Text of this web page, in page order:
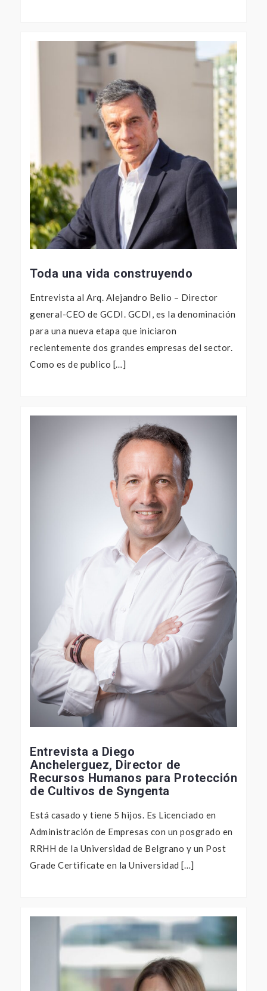
Toda una vida construyendo
Entrevista al Arq. Alejandro Belio – Director
general-CEO de GCDI. GCDI, es la denominación
para una nueva etapa que iniciaron
recientemente dos grandes empresas del sector.
Como es de publico […]
Entrevista a Diego
Anchelerguez, Director de
Recursos Humanos para Protección
de Cultivos de Syngenta
Está casado y tiene 5 hijos. Es Licenciado en
Administración de Empresas con un posgrado en
RRHH de la Universidad de Belgrano y un Post
Grade Certificate en la Universidad […]